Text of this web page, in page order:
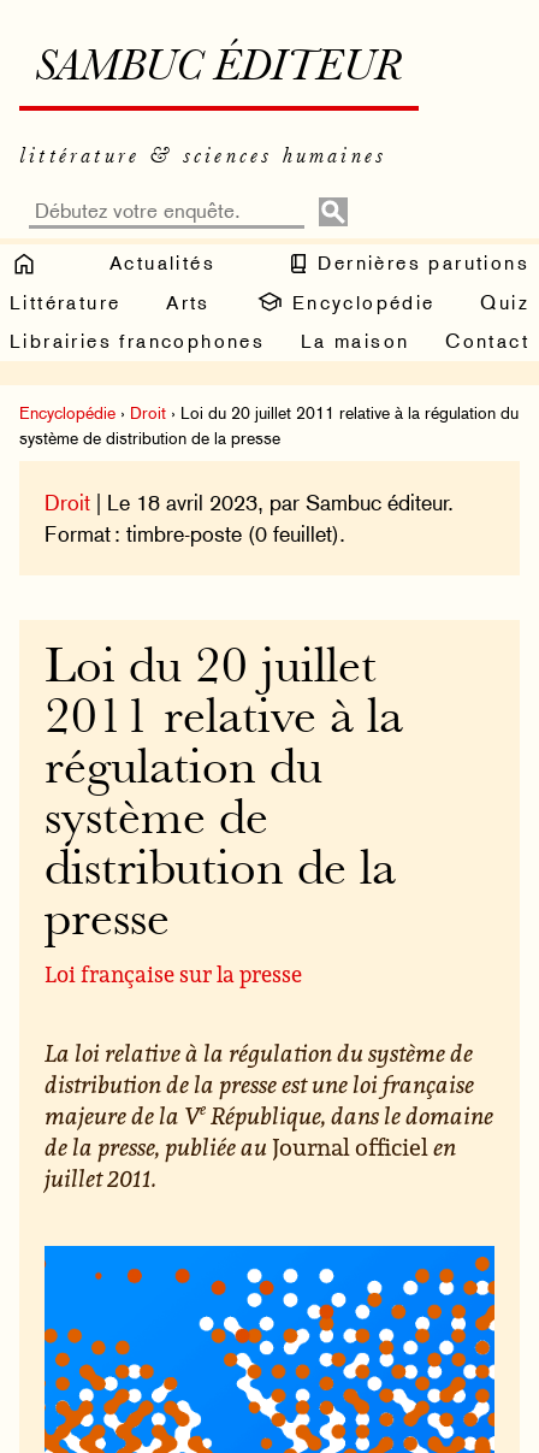
SAMBUC ÉDITEUR
littérature & sciences humaines
Actualités
Dernières parutions
Littérature
Arts Encyclopédie
Quiz
Librairies francophones
La maison Contact
Encyclopédie › Droit › Loi du 20 juillet 2011 relative à la régulation du
système de distribution de la presse
Droit | Le 18 avril 2023, par Sambuc éditeur.
Format : timbre-poste (0 feuillet).
Loi du 20 juillet
2011 relative à la
régulation du
système de
distribution de la
presse
Loi française sur la presse
La loi relative à la régulation du système de
distribution de la presse est une loi française
majeure de la Ve République, dans le domaine
de la presse, publiée auJournal officielen
juillet 2011.